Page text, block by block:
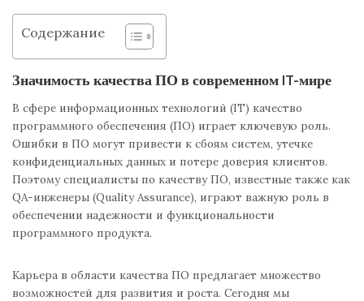
Содержание
Значимость качества ПО в современном IT-мире
В сфере информационных технологий (IT) качество
программного обеспечения (ПО) играет ключевую роль.
Ошибки в ПО могут привести к сбоям систем, утечке
конфиденциальных данных и потере доверия клиентов.
Поэтому специалисты по качеству ПО, известные также как
QA-инженеры (Quality Assurance), играют важную роль в
обеспечении надежности и функциональности
программного продукта.
Карьера в области качества ПО предлагает множество
возможностей для развития и роста. Сегодня мы